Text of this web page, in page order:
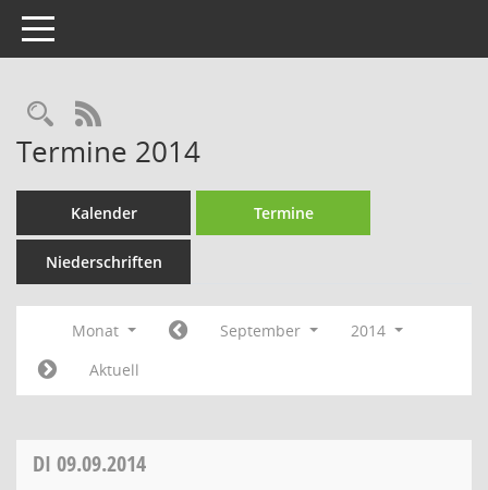
Toggle navigation
Rechercheauswahl
RSS-Feed
Termine 2014
Kalender Termine
Niederschriften
Monat September
2014
Aktuell
DI 09.09.2014